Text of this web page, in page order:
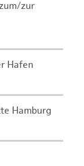
zur
Hafen
Hamburg